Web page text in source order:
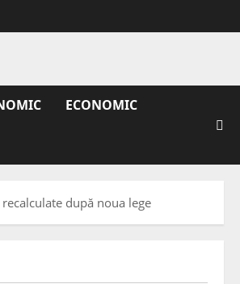
ECONOMIC
după noua lege